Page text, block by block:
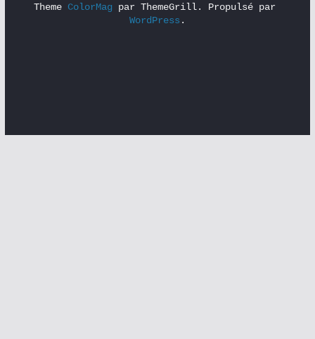
Theme ColorMag
par ThemeGrill. Propulsé par
WordPress .